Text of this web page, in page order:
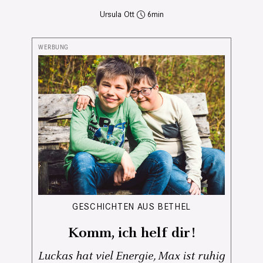
Ursula Ott 6
GESCHICHTEN AUS BETHEL
Komm, ich helf dir!
Luckas hat viel Energie, Max ist ruhig